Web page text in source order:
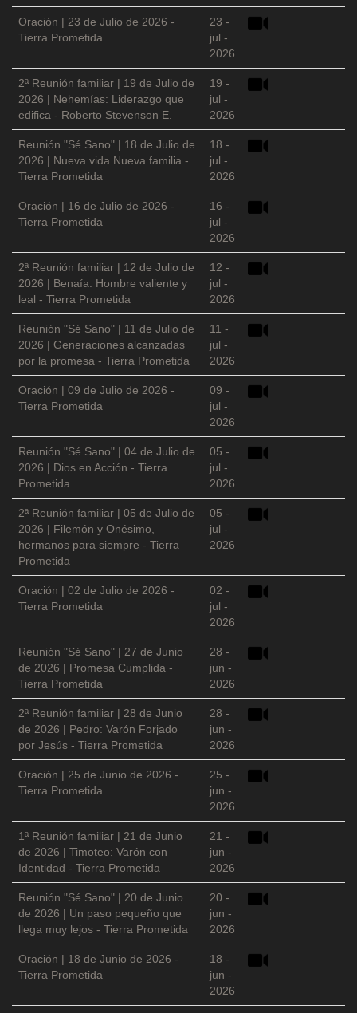
Oración | 23 de Julio de 2026 -
Tierra Prometida
23 -
jul -
2026
2ª Reunión familiar | 19 de Julio de
2026 | Nehemías: Liderazgo que
edifica - Roberto Stevenson E.
19 -
jul -
2026
Reunión "Sé Sano" | 18 de Julio de
2026 | Nueva vida Nueva familia -
Tierra Prometida
18 -
jul -
2026
Oración | 16 de Julio de 2026 -
Tierra Prometida
16 -
jul -
2026
2ª Reunión familiar | 12 de Julio de
2026 | Benaía: Hombre valiente y
leal - Tierra Prometida
12 -
jul -
2026
Reunión "Sé Sano" | 11 de Julio de
2026 | Generaciones alcanzadas
por la promesa - Tierra Prometida
11 -
jul -
2026
Oración | 09 de Julio de 2026 -
Tierra Prometida
09 -
jul -
2026
Reunión "Sé Sano" | 04 de Julio de
2026 | Dios en Acción - Tierra
Prometida
05 -
jul -
2026
2ª Reunión familiar | 05 de Julio de
2026 | Filemón y Onésimo,
hermanos para siempre - Tierra
Prometida
05 -
jul -
2026
Oración | 02 de Julio de 2026 -
Tierra Prometida
02 -
jul -
2026
Reunión "Sé Sano" | 27 de Junio
de 2026 | Promesa Cumplida -
Tierra Prometida
28 -
jun -
2026
2ª Reunión familiar | 28 de Junio
de 2026 | Pedro: Varón Forjado
por Jesús - Tierra Prometida
28 -
jun -
2026
Oración | 25 de Junio de 2026 -
Tierra Prometida
25 -
jun -
2026
1ª Reunión familiar | 21 de Junio
de 2026 | Timoteo: Varón con
Identidad - Tierra Prometida
21 -
jun -
2026
Reunión "Sé Sano" | 20 de Junio
de 2026 | Un paso pequeño que
llega muy lejos - Tierra Prometida
20 -
jun -
2026
Oración | 18 de Junio de 2026 -
Tierra Prometida
18 -
jun -
2026